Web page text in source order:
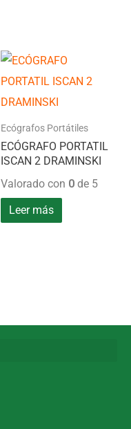
Ecógrafos Portátiles
ECÓGRAFO PORTATIL
ISCAN 2 DRAMINSKI
Valorado con 0de 5
Leer más